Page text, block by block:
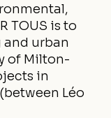
TOUS is to
urban
of Milton-
in
Léo